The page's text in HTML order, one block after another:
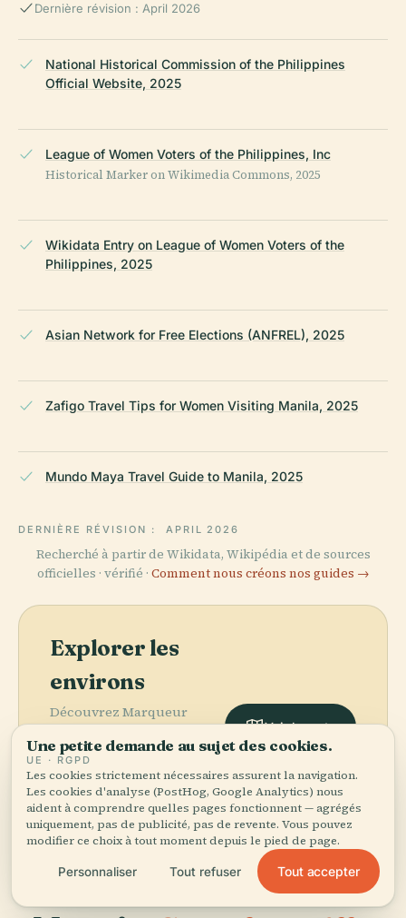
Dernière révision : April 2026
National Historical Commission of the Philippines
Official Website, 2025
League of Women Voters of the Philippines, Inc
Historical Marker on Wikimedia Commons, 2025
Wikidata Entry on League of Women Voters of the
Philippines, 2025
Asian Network for Free Elections (ANFREL), 2025
Zafigo Travel Tips for Women Visiting Manila, 2025
Mundo Maya Travel Guide to Manila, 2025
DERNIÈRE RÉVISION : APRIL 2026
Recherché à partir de Wikidata, Wikipédia et de sources
officielles · vérifié · Comment nous créons nos guides →
Explorer les
environs
Découvrez Marqueur
Femmes Électrices des
Philippines, Inc. sur la
carte et voyez ce qu'il y a à
proximité.
Voir la carte
Une petite demande au sujet des cookies.
UE · RGPD
Les cookies strictement nécessaires assurent la navigation.
Les cookies d'analyse (PostHog, Google Analytics) nous
aident à comprendre quelles pages fonctionnent — agrégés
uniquement, pas de publicité, pas de revente. Vous pouvez
modifier ce choix à tout moment depuis le pied de page.
Personnaliser Tout refuser Tout accepter